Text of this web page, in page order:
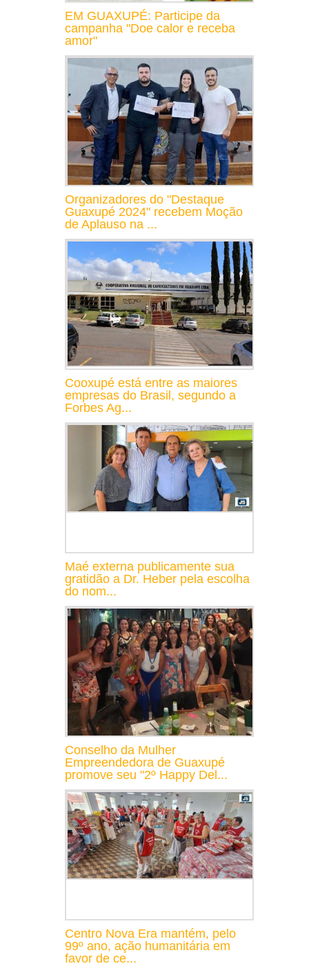
EM GUAXUPÉ: Participe da
campanha "Doe calor e receba
amor"
Organizadores do "Destaque
Guaxupé 2024" recebem Moção
de Aplauso na ...
Cooxupé está entre as maiores
empresas do Brasil, segundo a
Forbes Ag...
Maé externa publicamente sua
gratidão a Dr. Heber pela escolha
do nom...
Conselho da Mulher
Empreendedora de Guaxupé
promove seu "2º Happy Del...
Centro Nova Era mantém, pelo
99º ano, ação humanitária em
favor de ce...